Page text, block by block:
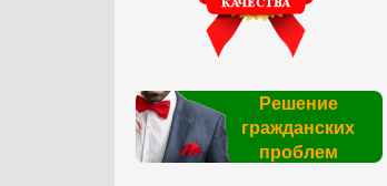
Решение
гражданских
проблем